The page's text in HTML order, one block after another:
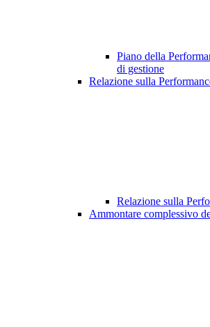
Piano della
di gestione
Relazione sulla
Relazione sulla
Ammontare complessivo